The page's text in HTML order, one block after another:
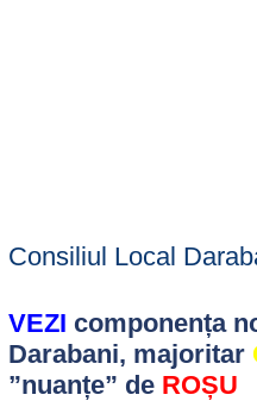
Consiliul Local
VEZI componența
Darabani, majoritar
”nuanțe” de ROȘU